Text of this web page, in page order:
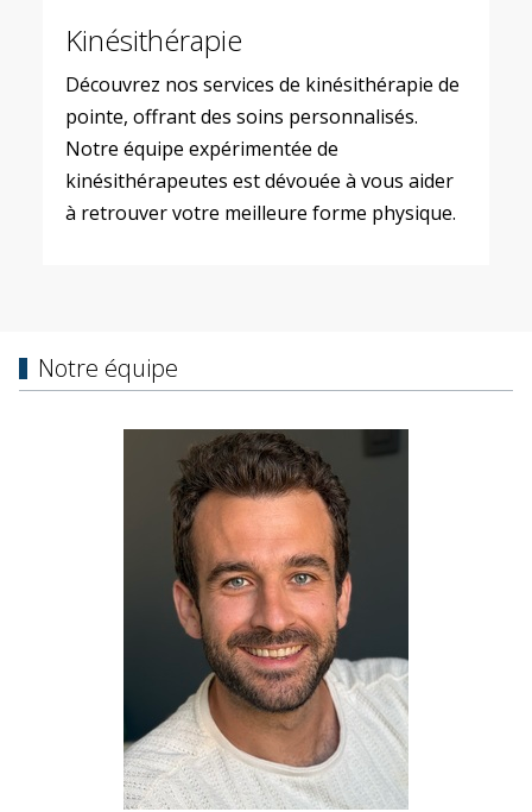
Kinésithérapie
Découvrez nos services de kinésithérapie de
pointe, offrant des soins personnalisés.
Notre équipe expérimentée de
kinésithérapeutes est dévouée à vous aider
à retrouver votre meilleure forme physique.
Notre équipe